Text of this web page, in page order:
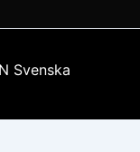
Svenska